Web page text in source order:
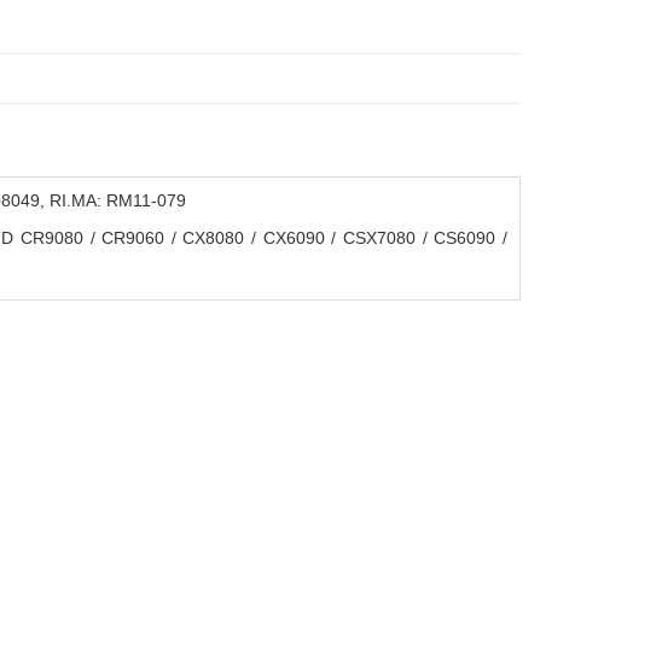
RI.MA: RM11-079
CR9080 / CR9060 / CX8080 / CX6090 / CSX7080 / CS6090 /